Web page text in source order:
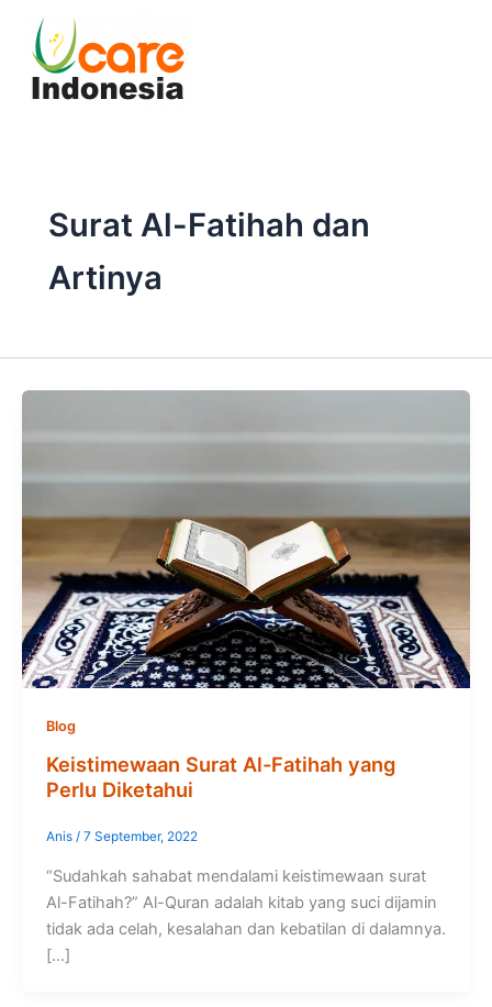
content
Surat Al-Fatihah dan
Artinya
Blog
Keistimewaan Surat Al-Fatihah yang
Perlu Diketahui
Anis / 7 September, 2022
“Sudahkah sahabat mendalami keistimewaan surat
Al-Fatihah?” Al-Quran adalah kitab yang suci dijamin
tidak ada celah, kesalahan dan kebatilan di dalamnya.
[…]